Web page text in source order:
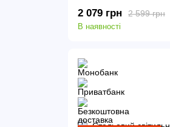
2 599 грн
2 079 грн
В наявності